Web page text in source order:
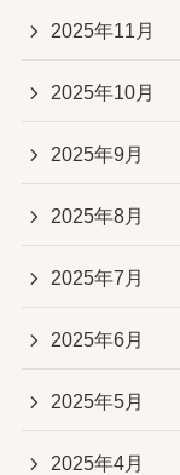
2025年11月
2025年10月
2025年9月
2025年8月
2025年7月
2025年6月
2025年5月
2025年4月